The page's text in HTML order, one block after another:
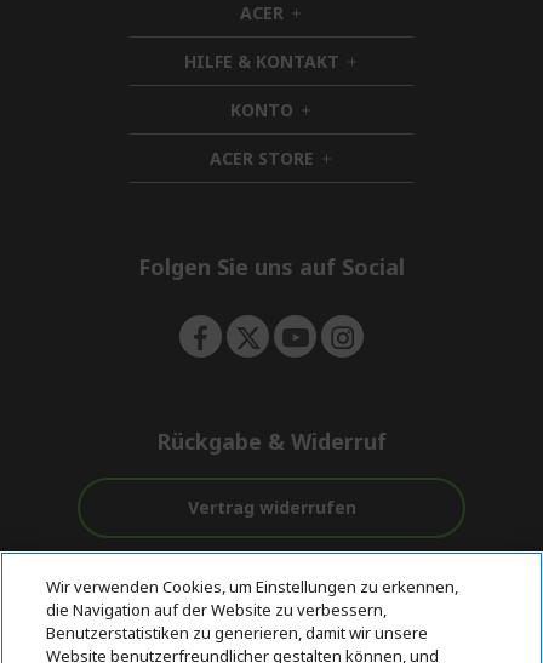
ACER h
i
d
d
e
n
HILFE & KONTAKT h
i
d
n
KONTO h
i
d
d
ACER STORE h
i
e
Folgen Sie uns auf Social
Rückgabe & Widerruf
Vertrag widerrufen
Kostenloser
Versand
vor und nach
dem Kauf
Zahlung
Wir verwenden Cookies, um Einstellungen zu erkennen,
die Navigation auf der Website zu verbessern,
Benutzerstatistiken zu generieren, damit wir unsere
Website benutzerfreundlicher gestalten können, und